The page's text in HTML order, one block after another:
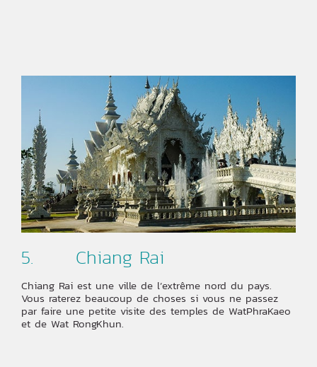
5. Chiang Rai
Chiang Rai est une ville de l’extrême nord du pays.
Vous raterez beaucoup de choses si vous ne passez
par faire une petite visite des temples de WatPhraKaeo
et de Wat RongKhun.